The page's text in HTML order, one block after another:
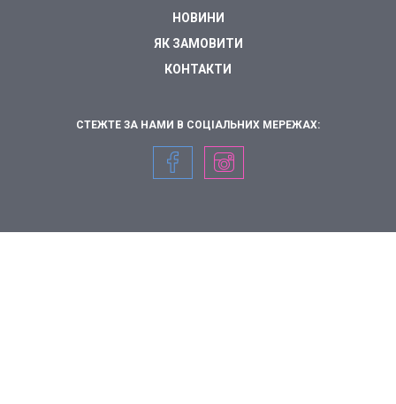
НОВИНИ
ЯК ЗАМОВИТИ
КОНТАКТИ
СТЕЖТЕ ЗА НАМИ В СОЦІАЛЬНИХ МЕРЕЖАХ: